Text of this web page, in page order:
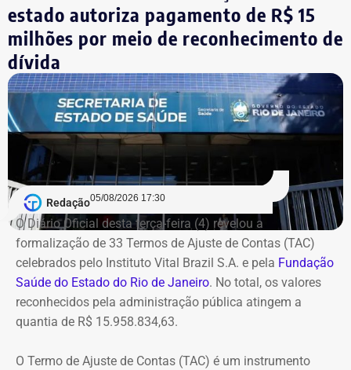
e para o mercado.
Com informações do blog do Octavio Guedes, do G1.
TCU apontou que Dr. Flávio geriu
recursos do SUS sem apresentar os
comprovantes necessários
O caso envolve uma Tomada de Contas Especial sobre
recursos do Sistema Único de Saúde (SUS) usados em
2007, quando Dr. Flávio comandava a Saúde de
Queimados.
Segundo o Ministério Público, o TCU concluiu que parte
das despesas realizadas com verbas federais não foi
devidamente comprovada. As contas foram julgadas
irregulares em 2021, e a decisão foi mantida em março
de 2024, quando o tribunal rejeitou o recurso apresentado
pelo deputado.
quatro valores, que somam R$ 13.112,09, sem
estado autoriza pagamento de R$ 15
milhões por meio de reconhecimento de
dívida
Redação05/08/2026 17:30
O Diário Oficial desta terça-feira (4) revelou a
formalização de 33 Termos de Ajuste de Contas (TAC)
celebrados pelo Instituto Vital Brazil S.A. e pela Fundação
Saúde do Estado do Rio de Janeiro. No total, os valores
reconhecidos pela administração pública atingem a
quantia de R$ 15.958.834,63.
O Termo de Ajuste de Contas (TAC) é um instrumento